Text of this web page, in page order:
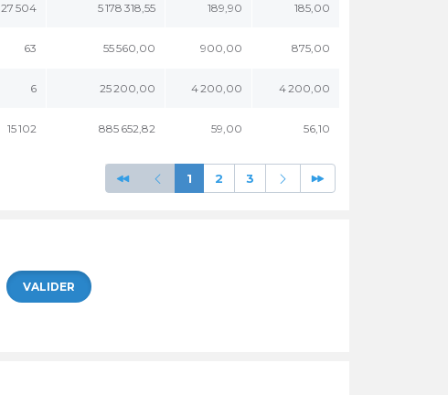
27 504 5 178 318,55 189,90 185,00
63 55 560,00 900,00 875,00
6 25 200,00 4 200,00 4 200,00
15 102 885 652,82 59,00 56,10
1 2 3
VALIDER